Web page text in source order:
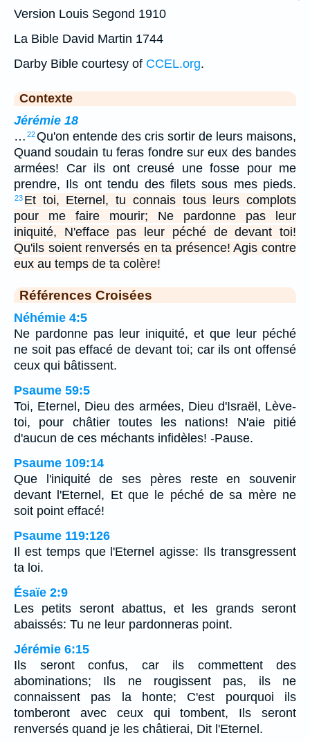
Version Louis Segond 1910
La Bible David Martin 1744
Darby Bible courtesy of CCEL.org.
Contexte
Jérémie 18
… 22Qu'on entende des cris sortir de leurs maisons,
Quand soudain tu feras fondre sur eux des bandes
armées! Car ils ont creusé une fosse pour me
prendre, Ils ont tendu des filets sous mes pieds.
23 Et toi, Eternel, tu connais tous leurs complots
pour me faire mourir; Ne pardonne pas leur
iniquité, N'efface pas leur péché de devant toi!
Qu'ils soient renversés en ta présence! Agis contre
eux au temps de ta colère!
Références Croisées
Néhémie 4:5
Ne pardonne pas leur iniquité, et que leur péché
ne soit pas effacé de devant toi; car ils ont offensé
ceux qui bâtissent.
Psaume 59:5
Toi, Eternel, Dieu des armées, Dieu d'Israël, Lève-
toi, pour châtier toutes les nations! N'aie pitié
d'aucun de ces méchants infidèles! -Pause.
Psaume 109:14
Que l'iniquité de ses pères reste en souvenir
devant l'Eternel, Et que le péché de sa mère ne
soit point effacé!
Psaume 119:126
Il est temps que l'Eternel agisse: Ils transgressent
ta loi.
Ésaïe 2:9
Les petits seront abattus, et les grands seront
abaissés: Tu ne leur pardonneras point.
Jérémie 6:15
Ils seront confus, car ils commettent des
abominations; Ils ne rougissent pas, ils ne
connaissent pas la honte; C'est pourquoi ils
tomberont avec ceux qui tombent, Ils seront
renversés quand je les châtierai, Dit l'Eternel.